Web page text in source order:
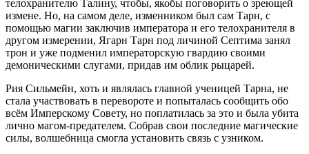
телохранителю Талину, чтобы, якобы поговорить о зреющей
измене. Но, на самом деле, изменником был сам Тарн, с
помощью магии заключив императора и его телохранителя в
другом измерении, Ягарн Тарн под личиной Септима занял
трон и уже подменил императорскую гвардию своими
демоническими слугами, придав им облик рыцарей.
Рия Сильмейн, хоть и являлась главной ученицей Тарна, не
стала участвовать в перевороте и попыталась сообщить обо
всём Имперскому Совету, но поплатилась за это и была убита
лично магом-предателем. Собрав свои последние магические
силы, волшебница смогла установить связь с узником.